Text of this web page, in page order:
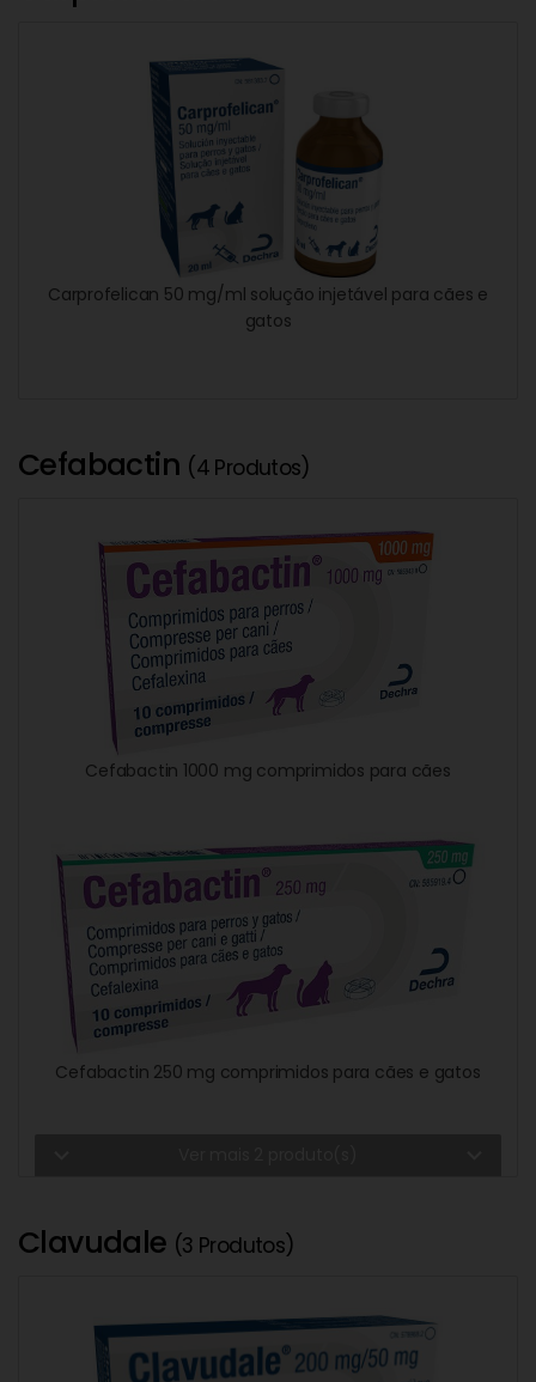
Carprofelican 50 mg/ml solução injetável para cães e
gatos
Cefabactin (4 Produtos)
Cefabactin 1000 mg comprimidos para cães
Cefabactin 250 mg comprimidos para cães e gatos
Clavudale (3 Produtos)